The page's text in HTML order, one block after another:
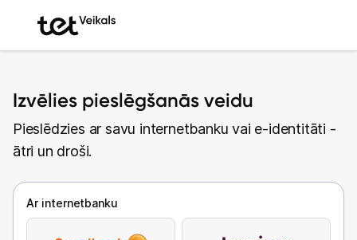
Izvēlies pieslēgšanās veidu
Pieslēdzies ar savu internetbanku vai e-identitāti -
ātri un droši.
Ar internetbanku